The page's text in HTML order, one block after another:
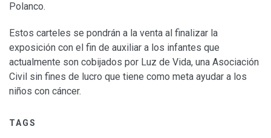
Polanco.
Estos carteles se pondrán a la venta al finalizar la
exposición con el fin de auxiliar a los infantes que
actualmente son cobijados por Luz de Vida, una Asociación
Civil sin fines de lucro que tiene como meta ayudar a los
niños con cáncer.
TAGS